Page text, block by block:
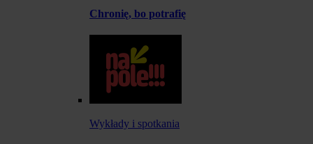
Chronię, bo potrafię
Wykłady i spotkania